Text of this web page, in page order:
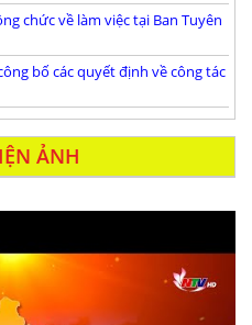
chức về làm việc tại Ban Tuyên
bố các quyết định về công tác
ẢNH